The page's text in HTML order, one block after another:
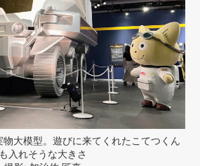
大模型。遊びに来てくれたこてつくん
も入れそうな大きさ